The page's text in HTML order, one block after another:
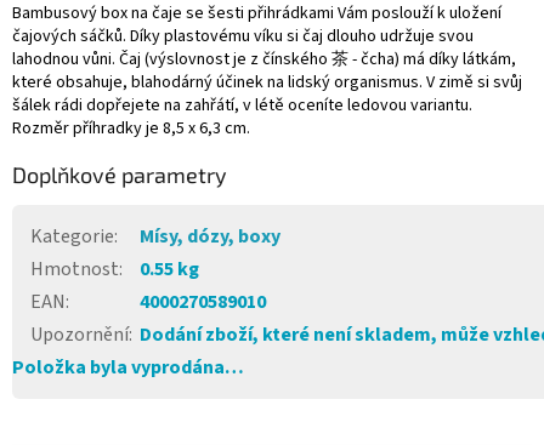
Bambusový box na čaje se šesti přihrádkami Vám poslouží k uložení
čajových sáčků. Díky plastovému víku si čaj dlouho udržuje svou
lahodnou vůni. Čaj (výslovnost je z čínského 茶 - čcha) má díky látkám,
které obsahuje, blahodárný účinek na lidský organismus. V zimě si svůj
šálek rádi dopřejete na zahřátí, v létě oceníte ledovou variantu.
Rozměr příhradky je 8,5 x 6,3 cm.
Doplňkové parametry
Kategorie:
Mísy, dózy, boxy
Hmotnost:
0.55 kg
EAN:
4000270589010
Upozornění: Dodání zboží, které není skladem, může
Položka byla vyprodána…